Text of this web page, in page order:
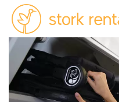
Stork
Rentals
Palma,
Spain